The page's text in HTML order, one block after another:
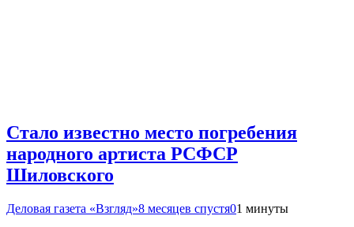
Стало известно место погребения
народного артиста РСФСР
Шиловского
Деловая газета «Взгляд»8 месяцев спустя01 минуты